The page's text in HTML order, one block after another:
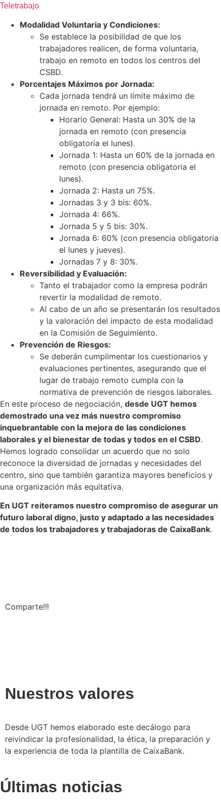
Teletrabajo
Modalidad Voluntaria y Condiciones:
Se establece la posibilidad de que los
trabajadores realicen, de forma voluntaria,
trabajo en remoto en todos los centros del
CSBD.
Porcentajes Máximos por Jornada:
Cada jornada tendrá un límite máximo de
jornada en remoto. Por ejemplo:
Horario General: Hasta un 30% de la
jornada en remoto (con presencia
obligatoria el lunes).
Jornada 1: Hasta un 60% de la jornada en
remoto (con presencia obligatoria el
lunes).
Jornada 2: Hasta un 75%.
Jornadas 3 y 3 bis: 60%.
Jornada 4: 66%.
Jornada 5 y 5 bis: 30%.
Jornada 6: 60% (con presencia obligatoria
el lunes y jueves).
Jornadas 7 y 8: 30%.
Reversibilidad y Evaluación:
Tanto el trabajador como la empresa podrán
revertir la modalidad de remoto.
Al cabo de un año se presentarán los resultados
y la valoración del impacto de esta modalidad
en la Comisión de Seguimiento.
Prevención de Riesgos:
Se deberán cumplimentar los cuestionarios y
evaluaciones pertinentes, asegurando que el
lugar de trabajo remoto cumpla con la
normativa de prevención de riesgos laborales.
En este proceso de negociación, desde UGT hemos
demostrado una vez más nuestro compromiso
inquebrantable con la mejora de las condiciones
laborales y el bienestar de todas y todos en el CSBD.
Hemos logrado consolidar un acuerdo que no solo
reconoce la diversidad de jornadas y necesidades del
centro, sino que también garantiza mayores beneficios y
una organización más equitativa.
En UGT reiteramos nuestro compromiso de asegurar un
futuro laboral digno, justo y adaptado a las necesidades
de todos los trabajadores y trabajadoras de CaixaBank.
Comparte!!!
Nuestros valores
Desde UGT hemos elaborado este decálogo para
reivindicar la profesionalidad, la ética, la preparación y
la experiencia de toda la plantilla de CaixaBank.
Últimas noticias